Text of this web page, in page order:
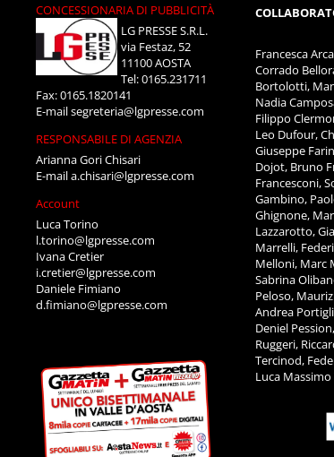
CONCESSIONARIA DI PUBBLICITÀ
LG PRESSE S.R.L.
via Festaz, 52
11100 AOSTA
Tel: 0165.231711
Fax: 0165.1820141
E-mailsegreteria@lgpresse.com
RESPONSABILE DI AGENZIA
Arianna Gori Chisari
E-maila.chisari@lgpresse.com
Account
Luca Torino
l.torino@lgpresse.com
Ivana Cretier
i.cretier@lgpresse.com
Daniele Fimiano
d.fimiano@lgpresse.com
Francesca
Corrado
Bortolotti,
Nadia
Filippo
Leo Dufour,
Giuseppe
Dojot, Bruno
Francesconi,
Gambino,
Ghignone,
Lazzarotto,
Marrelli,
Melloni, Marc
Sabrina
Peloso,
Andrea
Deniel
Ruggeri,
Tercinod,
Luca